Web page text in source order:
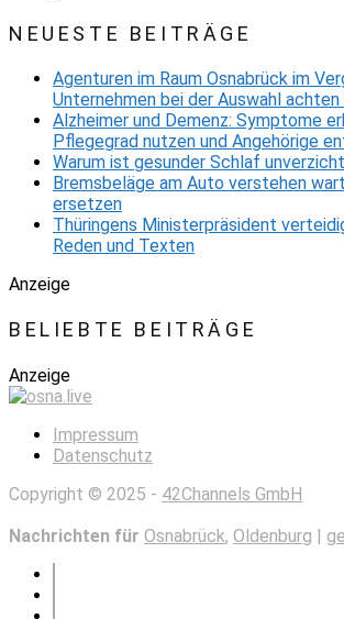
NEUESTE BEITRÄGE
Agenturen im Raum Osnabrück im
Unternehmen bei der Auswahl
Alzheimer und Demenz: Symptome
Pflegegrad nutzen und Angehörige
Warum ist gesunder Schlaf
Bremsbeläge am Auto verstehen
ersetzen
Thüringens Ministerpräsident
Reden und Texten
Anzeige
BELIEBTE BEITRÄGE
Anzeige
Impressum
Datenschutz
Copyright © 2025 - 42Channels GmbH
Nachrichten für Osnabrück, Oldenburg |